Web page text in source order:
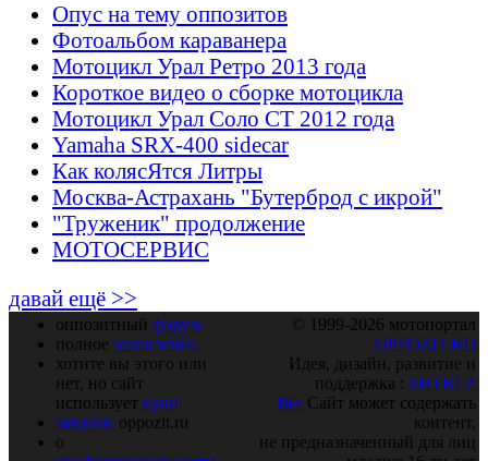
Опус на тему оппозитов
Фотоальбом караванера
Мотоцикл Урал Ретро 2013 года
Короткое видео о сборке мотоцикла
Мотоцикл Урал Соло СТ 2012 года
Yamaha SRX-400 sidecar
Как колясЯтся Литры
Москва-Астрахань "Бутерброд с икрой"
"Труженик" продолжение
МОТОСЕРВИС
давай ещё >>
оппозитный форум
полное оглавление
хотите вы этого или
нет, но сайт
использует куки
закрома oppozit.ru
о
© 1999-2026 мотопортал
OPPOZIT.RU
Идея, дизайн, развитие и
поддержка : SHTRLZ
16+ Сайт может содержать
контент,
не предназначенный для лиц